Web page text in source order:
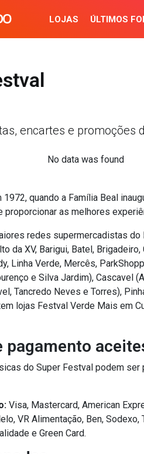
LOJAS ÚLTIMOS
encartes e promoções
No data was found
quando a Família Beal
as melhores
redes supermercadistas do
da XV, Barigui, Batel,
Linha Verde, Mercês,
e Silva Jardim), Cascavel
Tancredo Neves e Torres),
lojas Festval Verde Mais em
pagamento
do Super Festval podem
Visa, Mastercard, American
VR Alimentação, Ben,
e Green Card.